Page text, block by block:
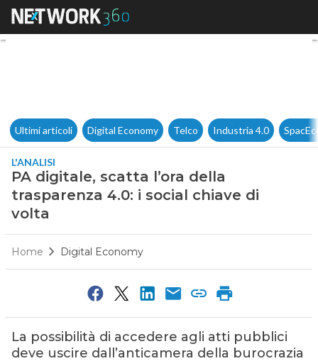
PA digitale, scatta l’ora della
Ultimi articoli Digital Economy Telco Industria 4.0
L'ANALISI
PA digitale, scatta l’ora della
trasparenza 4.0: i social chiave di
volta
Home Digital Economy
La possibilità di accedere agli atti pubblici
deve uscire dall’anticamera della burocrazia